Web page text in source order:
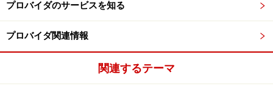
プロバイダのサービスを知る
プロバイダ関連情報
関連するテーマ